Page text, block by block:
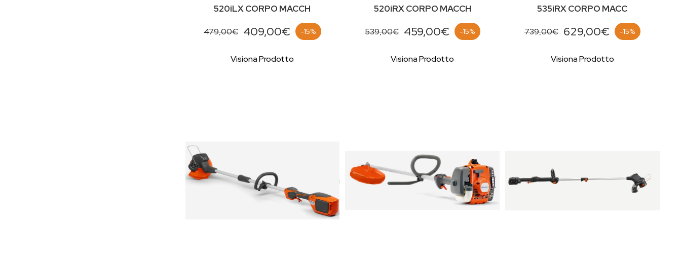
520iLX CORPO MACCH
479,00€ 409,00€ -15%
Visiona Prodotto
520iRX CORPO MACCH
539,00€ 459,00€ -15%
Visiona Prodotto
535iRX CORPO MACC
739,00€ 629,00€ -15%
Visiona Prodotto